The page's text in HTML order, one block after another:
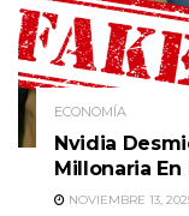
ECONOMÍA
Nvidia
Millonaria
NOVIEMBRE 13,